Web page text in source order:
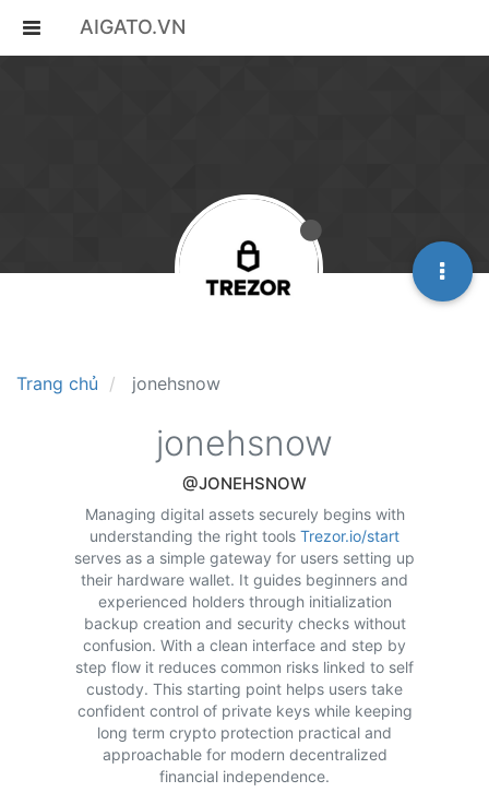
AIGATO.VN
Trang chủ jonehsnow
jonehsnow
@JONEHSNOW
Managing digital assets securely begins with
understanding the right tools Trezor.io/start
serves as a simple gateway for users setting up
their hardware wallet. It guides beginners and
experienced holders through initialization
backup creation and security checks without
confusion. With a clean interface and step by
step flow it reduces common risks linked to self
custody. This starting point helps users take
confident control of private keys while keeping
long term crypto protection practical and
approachable for modern decentralized
financial independence.